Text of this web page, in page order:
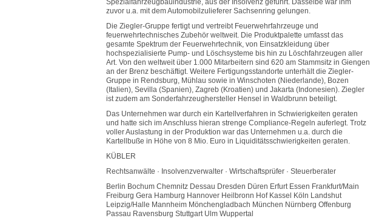
Spezialfahrzeugbauindustrie, aus der Insolvenz geführt. Dasselbe war ihm
zuvor u.a. mit dem Automobilzulieferer Sachsenring gelungen.
Die Ziegler-Gruppe fertigt und vertreibt Feuerwehrfahrzeuge und
feuerwehrtechnisches Zubehör weltweit. Die Produktpalette umfasst das
gesamte Spektrum der Feuerwehrtechnik, von Einsatzkleidung über
hochspezialisierte Pump- und Löschsysteme bis hin zu Löschfahrzeugen aller
Art. Von den weltweit über 1.000 Mitarbeitern sind 620 am Stammsitz in Giengen
an der Brenz beschäftigt. Weitere Fertigungsstandorte unterhält die Ziegler-
Gruppe in Rendsburg, Mühlau sowie in Winschoten (Niederlande), Bozen
(Italien), Sevilla (Spanien), Zagreb (Kroatien) und Jakarta (Indonesien). Ziegler
ist zudem am Sonderfahrzeughersteller Hensel in Waldbrunn beteiligt.
Das Unternehmen war durch ein Kartellverfahren in Schwierigkeiten geraten
und hatte sich im Anschluss hieran strenge Compliance-Regeln auferlegt. Trotz
voller Auslastung in der Produktion war das Unternehmen u.a. durch die
Kartellbuße in Höhe von 8 Mio. Euro in Liquiditätsschwierigkeiten geraten.
KÜBLER
Rechtsanwälte · Insolvenzverwalter · Wirtschaftsprüfer · Steuerberater
Berlin Bochum Chemnitz Dessau Dresden Düren Erfurt Essen Frankfurt/Main
Freiburg Gera Hamburg Hannover Heilbronn Hof Kassel Köln Landshut
Leipzig/Halle Mannheim Mönchengladbach München Nürnberg Offenburg
Passau Ravensburg Stuttgart Ulm Wuppertal